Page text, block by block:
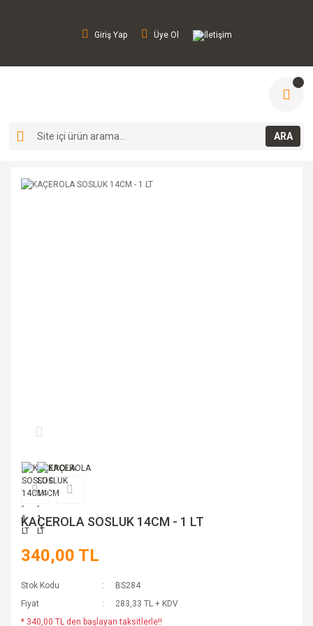
Giriş Yap Üye Ol İletişim
ARA
KAÇEROLA SOSLUK 14CM - 1 LT
340,00 TL
Stok Kodu
BS284
Fiyat
283,33 TL + KDV
* 340,00 TL den başlayan taksitlerle!!